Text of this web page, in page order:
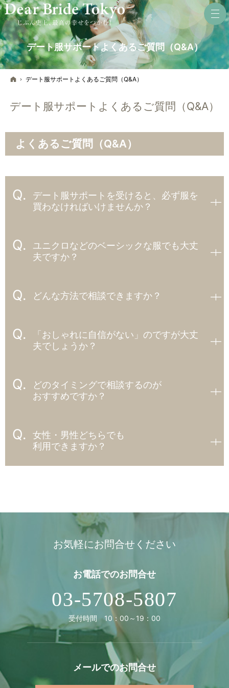
デート服サポートよくあるご質問（Q&A）
ホーム
デート服サポートよくあるご質問（Q&A）
デート服サポートよくあるご質問（Q&A）
よくあるご質問（Q&A）
デート服サポートを受けると、必ず服を
買わなければいけませんか？
ユニクロなどのベーシックな服でも大丈
夫ですか？
どんな方法で相談できますか？
「おしゃれに自信がない」のですが大丈
夫でしょうか？
どのタイミングで相談するのが
おすすめですか？
女性・男性どちらでも
利用できますか？
お気軽にお問合せください
お電話でのお問合せ
03-5708-5807
受付時間 10：00～19：00
メールでのお問合せ